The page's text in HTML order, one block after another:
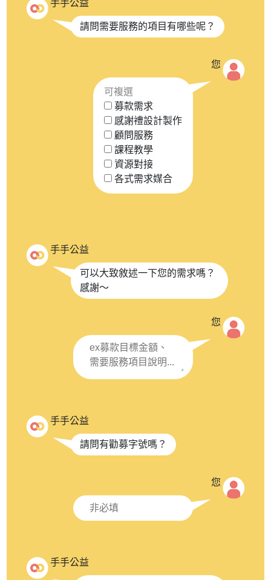
手手公益
請問需要服務的項目有哪些呢？
您
可複選
募款需求
感謝禮設計製作
顧問服務
課程教學
資源對接
各式需求媒合
手手公益
可以大致敘述一下您的需求嗎？
感謝～
您
手手公益
請問有勸募字號嗎？
您
手手公益